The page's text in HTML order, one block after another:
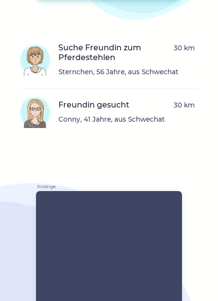
Suche Freundin zum
Pferdestehlen
Sternchen, 56 Jahre, aus Schwechat
30 km
Freundin gesucht
Conny, 41 Jahre, aus Schwechat
30 km